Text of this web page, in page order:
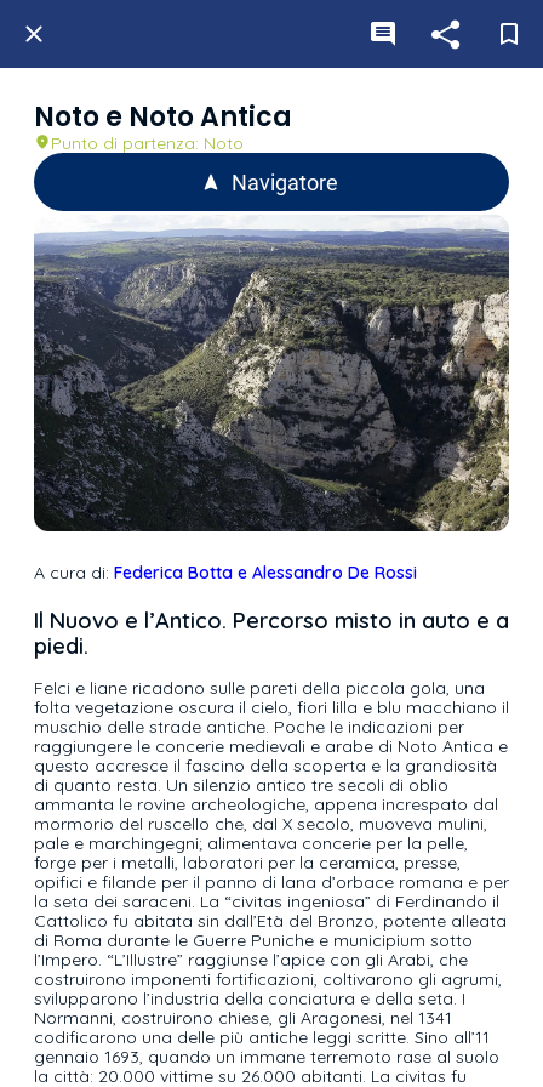
Noto e Noto Antica
Punto di partenza: Noto
Navigatore
A cura di: Federica Botta e Alessandro De Rossi
Il Nuovo e l’Antico. Percorso misto in auto e a
piedi.
Felci e liane ricadono sulle pareti della piccola gola, una
folta vegetazione oscura il cielo, fiori lilla e blu macchiano il
muschio delle strade antiche. Poche le indicazioni per
raggiungere le concerie medievali e arabe di Noto Antica e
questo accresce il fascino della scoperta e la grandiosità
di quanto resta. Un silenzio antico tre secoli di oblio
ammanta le rovine archeologiche, appena increspato dal
mormorio del ruscello che, dal X secolo, muoveva mulini,
pale e marchingegni; alimentava concerie per la pelle,
forge per i metalli, laboratori per la ceramica, presse,
opifici e filande per il panno di lana d’orbace romana e per
la seta dei saraceni. La “civitas ingeniosa” di Ferdinando il
Cattolico fu abitata sin dall’Età del Bronzo, potente alleata
di Roma durante le Guerre Puniche e municipium sotto
l’Impero. “L’Illustre” raggiunse l’apice con gli Arabi, che
costruirono imponenti fortificazioni, coltivarono gli agrumi,
svilupparono l’industria della conciatura e della seta. I
Normanni, costruirono chiese, gli Aragonesi, nel 1341
codificarono una delle più antiche leggi scritte. Sino all’11
gennaio 1693, quando un immane terremoto rase al suolo
la città: 20.000 vittime su 26.000 abitanti. La civitas fu